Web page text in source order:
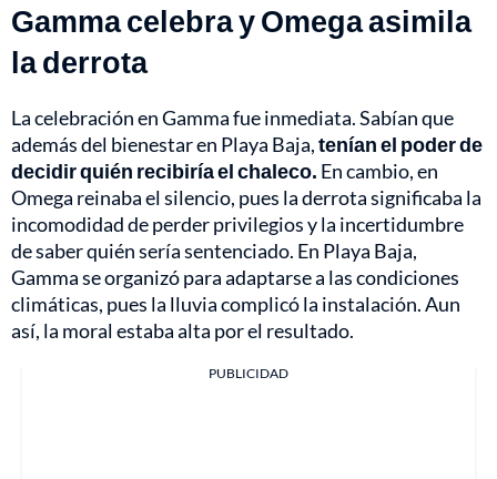
Gamma celebra y Omega asimila
la derrota
La celebración en Gamma fue inmediata. Sabían que
además del bienestar en Playa Baja,tenían el poder de
decidir quién recibiría el chaleco. En cambio, en
Omega reinaba el silencio, pues la derrota significaba la
incomodidad de perder privilegios y la incertidumbre
de saber quién sería sentenciado. En Playa Baja,
Gamma se organizó para adaptarse a las condiciones
climáticas, pues la lluvia complicó la instalación. Aun
así, la moral estaba alta por el resultado.
PUBLICIDAD